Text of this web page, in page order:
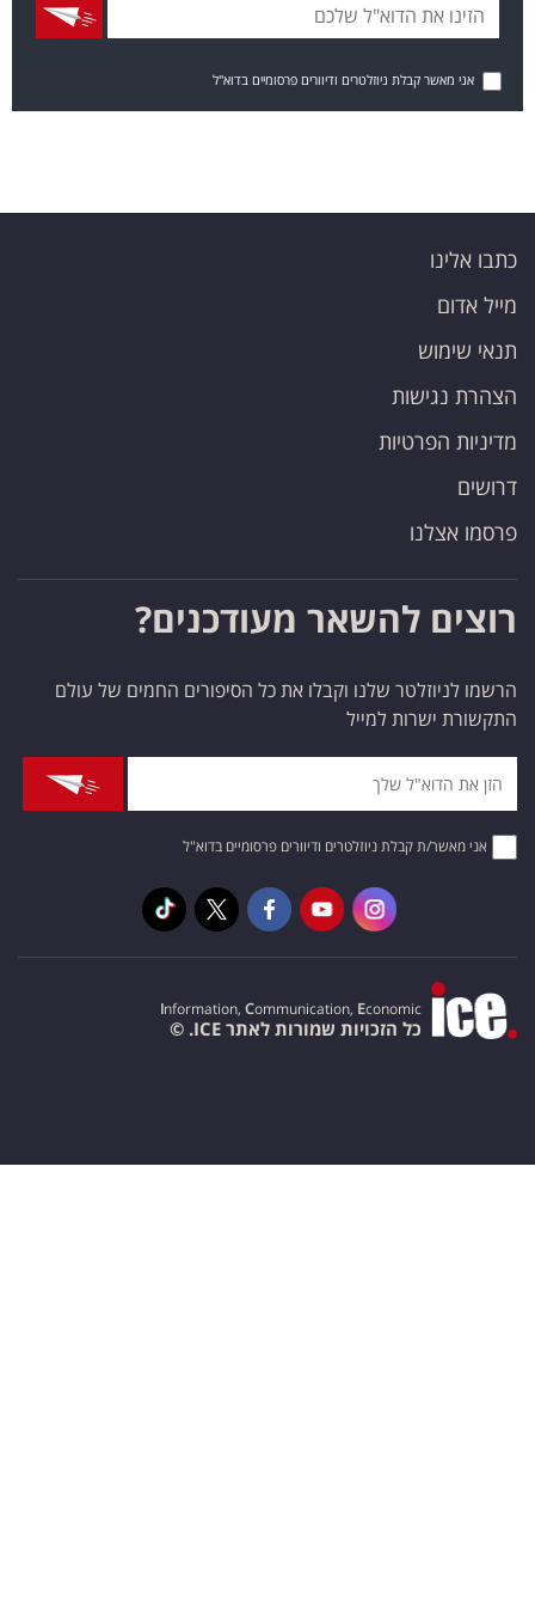
אני מאשר קבלת ניוזלטרים ודיוורים פרסומיים בדוא"ל
כתבו אלינו
מייל אדום
תנאי שימוש
הצהרת נגישות
מדיניות הפרטיות
דרושים
פרסמו אצלנו
רוצים להשאר מעודכנים?
הרשמו לניוזלטר שלנו וקבלו את כל הסיפורים החמים של עולם
התקשורת ישרות למייל
אני מאשר/ת קבלת ניוזלטרים ודיוורים פרסומיים בדוא"ל
Information, Communication, Economic
כל הזכויות שמורות לאתר ICE. ©